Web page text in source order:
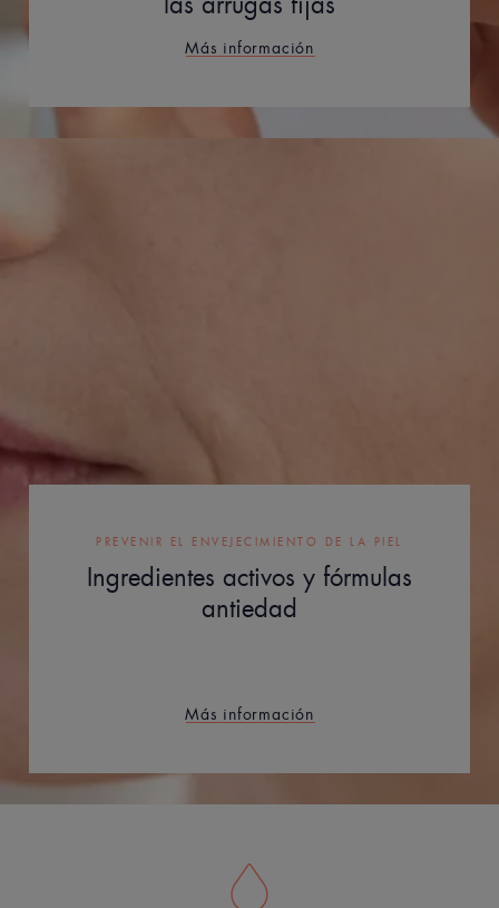
Más información
PREVENIR EL ENVEJECIMIENTO DE LA PIEL
Ingredientes activos y fórmulas
antiedad
Más información